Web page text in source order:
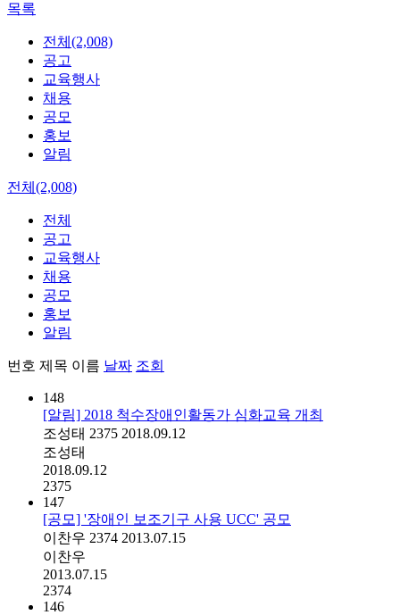
목록
전체(2,008)
공고
교육행사
채용
공모
홍보
알림
전체(2,008)
전체
공고
교육행사
채용
공모
홍보
알림
번호 제목 이름 날짜 조회
148
[알림] 2018 척수장애인활동가 심화교육 개최
조성태 2375 2018.09.12
조성태
2018.09.12
2375
147
[공모] '장애인 보조기구 사용 UCC' 공모
이찬우 2374 2013.07.15
이찬우
2013.07.15
2374
146